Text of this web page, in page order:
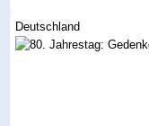
Deutschland